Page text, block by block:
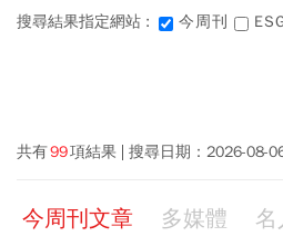
搜尋結果指定網站 : 今周刊
共有99項結果 搜尋日期： 2026-08-
今周刊文章 多媒體 名